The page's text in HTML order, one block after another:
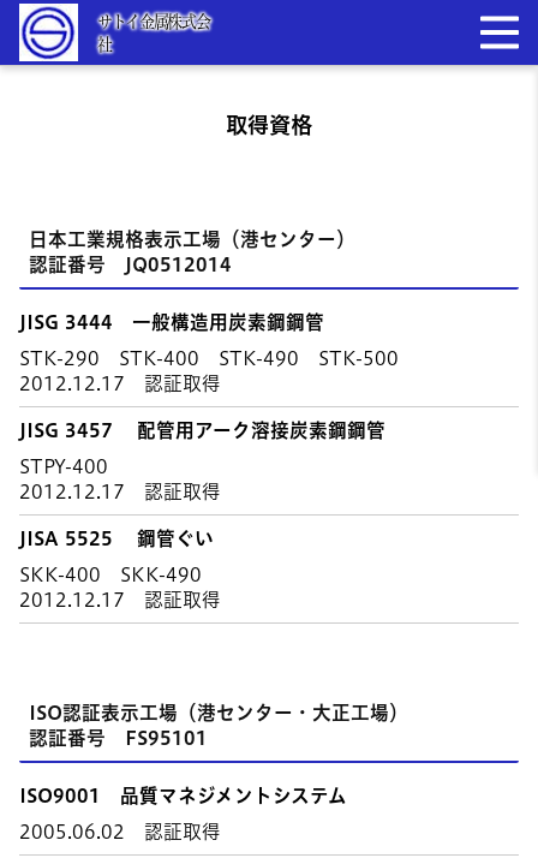
サトイ金属株式会
社
取得資格
日本工業規格表示工場（港センター）
認証番号 JQ0512014
JISG 3444 一般構造用炭素鋼鋼管
STK-290 STK-400 STK-490 STK-500
2012.12.17 認証取得
JISG 3457 配管用アーク溶接炭素鋼鋼管
STPY-400
2012.12.17 認証取得
JISA 5525 鋼管ぐい
SKK-400 SKK-490
2012.12.17 認証取得
ISO認証表示工場（港センター・大正工場）
認証番号 FS95101
ISO9001 品質マネジメントシステム
2005.06.02 認証取得